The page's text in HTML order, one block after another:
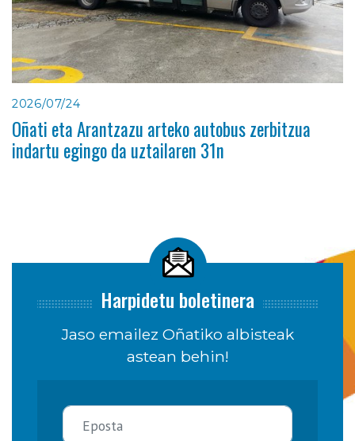
2026/07/24
Oñati eta Arantzazu arteko autobus zerbitzua
indartu egingo da uztailaren 31n
Harpidetu boletinera
Jaso emailez Oñatiko albisteak
astean behin!